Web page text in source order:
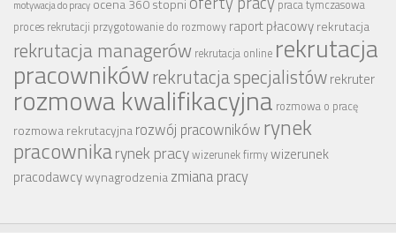
motywacja do pracy ocena 360 stopni
praca tymczasowa
proces rekrutacji przygotowanie do rozmowy raport płacowyrekrutacja
rekrutacja managerów rekrutacja online rekrutacja
pracownikówrekrutacja specjalistówrekruter
rozmowa kwalifikacyjna rozmowa o pracę
rozmowa rekrutacyjnarozwój pracowników rynek
pracownikarynek pracywizerunek firmywizerunek
pracodawcywynagrodzeniazmiana pracy